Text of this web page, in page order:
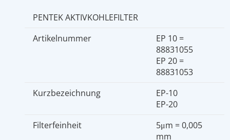
PENTEK AKTIVKOHLEFILTER
Artikelnummer
EP 10 =
88831055
EP 20 =
88831053
Kurzbezeichnung
EP-10
EP-20
Filterfeinheit
5μm = 0,005
mm